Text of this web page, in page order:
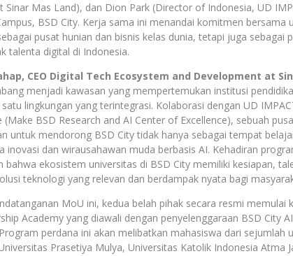
Sinar Mas Land), dan Dion Park (Director of Indonesia, UD
BSD City. Kerja sama ini menandai komitmen bersama
pusat hunian dan bisnis kelas dunia, tetapi juga sebagai
talenta digital di Indonesia.
CEO Digital Tech Ecosystem and Development at
menjadi kawasan yang mempertemukan institusi
lingkungan yang terintegrasi. Kolaborasi dengan UD
BSD Research and AI Center of Excellence), sebuah
untuk mendorong BSD City tidak hanya sebagai tempat
inovasi dan wirausahawan muda berbasis AI. Kehadiran
bahwa ekosistem universitas di BSD City memiliki kesiapan,
teknologi yang relevan dan berdampak nyata bagi
MoU ini, kedua belah pihak secara resmi memulai
Academy yang diawali dengan penyelenggaraan BSD City
perdana ini akan melibatkan mahasiswa dari sejumlah
Prasetiya Mulya, Universitas Katolik Indonesia Atma